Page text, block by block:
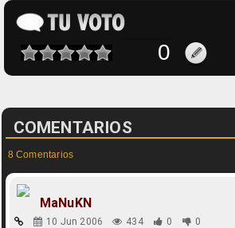
COMENTARIOS
8 Comentarios
MaNuKN
10 Jun 2006 434 0 0